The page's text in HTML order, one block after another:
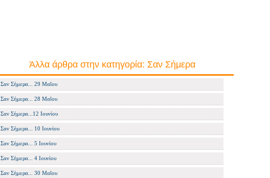
Άλλα άρθρα στην κατηγορία: Σαν Σήμερα
Σαν Σήμερα... 29 Μαΐου
Σαν Σήμερα... 28 Μαΐου
Σαν Σήμερα...12 Ιουνίου
Σαν Σήμερα... 10 Ιουνίου
Σαν Σήμερα... 5 Ιουνίου
Σαν Σήμερα... 4 Ιουνίου
Σαν Σήμερα... 30 Μαΐου